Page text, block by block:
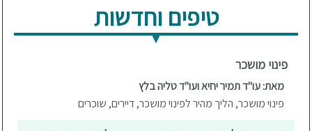
טיפים וחדשות
פינוי מושכר
מאת: עו"ד תמיר יחיא ועו"ד טליה בלץ
פינוי מושכר, הליך מהיר לפינוי מושכר, דיירים, שוכרים